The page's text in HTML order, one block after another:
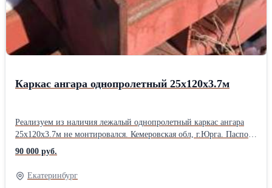
Каркас ангара однопролетный 25х120х3.7м
Реализуем из наличия лежалый однопролетный каркас ангара
25х120х3.7м не монтировался. Кемеровская обл, г.Юрга. Паспорт
здания прилагается. Спецификация элементов: 1.) Фермы пролет
25м 21шт (балка 30Б2, угол 100х8, угол 75х6мм) 2.) Колонны
основные выс. 3.7м 42шт (труба проф. 200х160х8мм) 3.)
Колонны торцевые выс. 3.7м 8шт (труба проф. 120х80х6мм) 4.)
90 000 руб.
Екатеринбург